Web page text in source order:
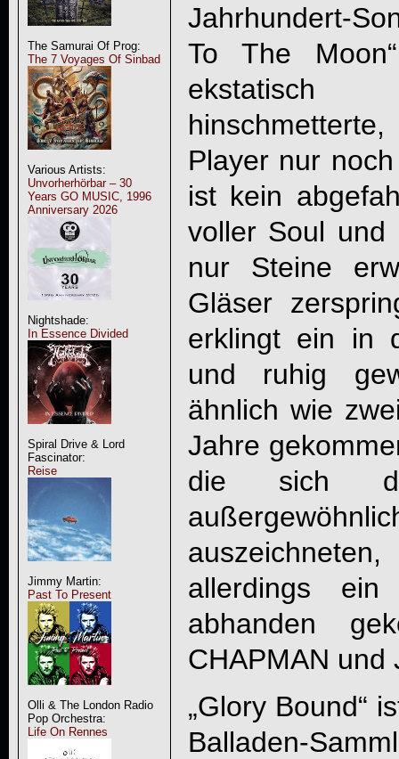
The Samurai Of Prog:
The 7 Voyages Of Sinbad
Various Artists:
Unvorherhörbar – 30
Years GO MUSIC, 1996
Anniversary 2026
Nightshade:
In Essence Divided
Spiral Drive & Lord
Fascinator:
Reise
Jimmy Martin:
Past To Present
Olli & The London Radio
Pop Orchestra:
Life On Rennes
Jahrhundert-
To The
Player nur
ist kein
voller Soul und
nur Steine
Gläser
erklingt ein in
und ruhig
ähnlich wie
Jahre
die sich
allerdings
abhanden
CHAPMAN und
„Glory Bound“
Balladen-